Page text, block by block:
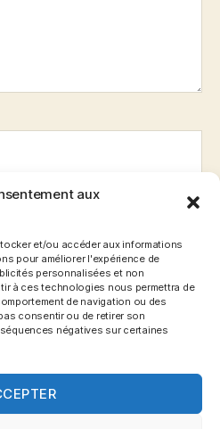
aux
et/ou accéder aux informations
pour améliorer l'expérience de
personnalisées et non
à ces technologies nous permettra de
de navigation ou des
consentir ou de retirer son
négatives sur certaines